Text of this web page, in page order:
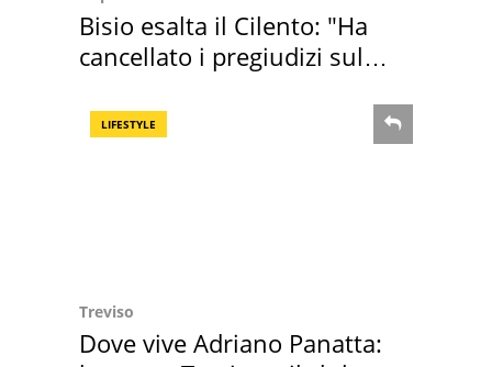
Bisio esalta il Cilento: "Ha
cancellato i pregiudizi sul
LIFESTYLE
Treviso
Dove vive Adriano Panatta: